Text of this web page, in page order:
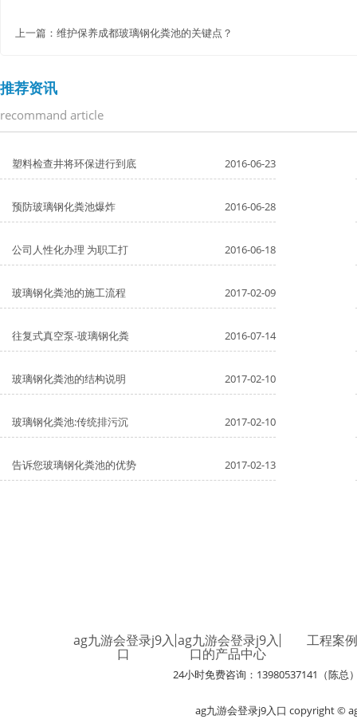
上一篇： 维护保养成都玻璃钢化粪池的关键点？
推荐资讯
recommand article
塑料检查井将环保进行到底 2016-06-23
预防玻璃钢化粪池爆炸 2016-06-28
公司人性化办理 为职工打 2016-06-18
玻璃钢化粪池的施工流程 2017-02-09
往复式真空泵-玻璃钢化粪 2016-07-14
玻璃钢化粪池的结构说明 2017-02-10
玻璃钢化粪池:传统排污沉 2017-02-10
告诉您玻璃钢化粪池的优势 2017-02-13
ag九游会登录j9入
口
ag九游会登录j9入
口的产品中心
工程案例
24小时免费咨询：13980537141（陈总
ag九游会登录j9入口 copyright ©